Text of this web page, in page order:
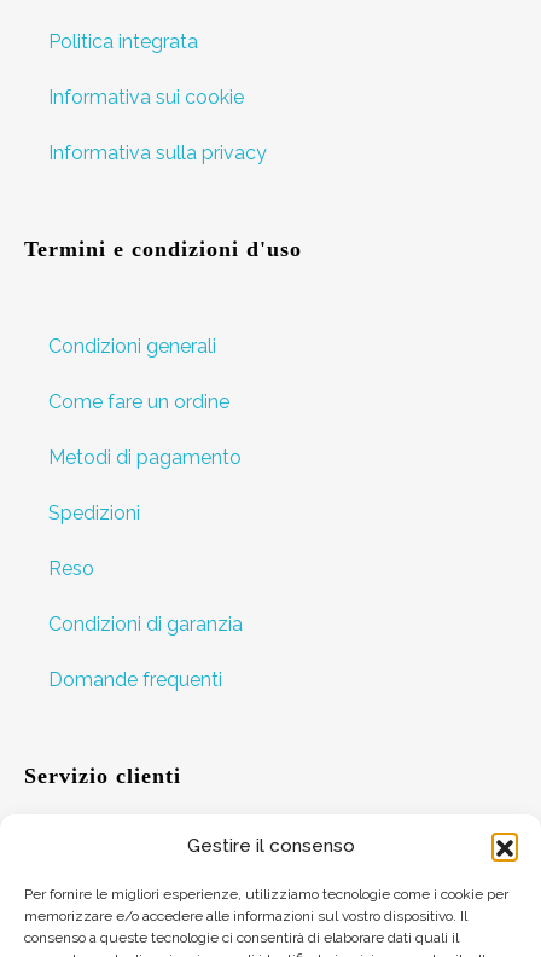
Gestire il consenso
Per fornire le migliori esperienze, utilizziamo tecnologie come i cookie per
memorizzare e/o accedere alle informazioni sul vostro dispositivo. Il
consenso a queste tecnologie ci consentirà di elaborare dati quali il
Politica integrata
Informativa sui cookie
Informativa sulla privacy
Termini e condizioni d'uso
Condizioni generali
Come fare un ordine
Metodi di pagamento
Spedizioni
Reso
Condizioni di garanzia
Domande frequenti
Servizio clienti
Suggerimenti